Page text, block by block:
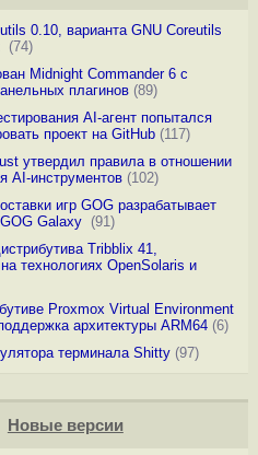
0.10, варианта GNU Coreutils
(74)
Midnight Commander 6 c
плагинов(89)
AI-агент попытался
проект на GitHub(117)
утвердил правила в отношении
AI-инструментов(102)
игр GOG разрабатывает
Galaxy (91)
Tribblix 41,
технологиях OpenSolaris и
Proxmox Virtual Environment
архитектуры ARM64(6)
терминала Shitty(97)
Новые версии